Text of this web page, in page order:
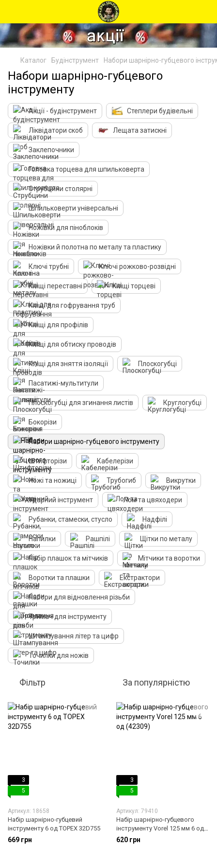
Каталог Будінструмент Набори шарнірно-губцевого
Набори шарнірно-губцевого
інструменту
Акції - будінструмент Степлери будівельні
Ліквідатори скоб Лещата затискні
Заклепочники
Головка торцева для шпильковерта
Струбцини столярні
Шпильковерти універсальні
Ножівки для піноблоків
Ножівки й полотна по металу та пластику
Ключі трубні Ключі рожково-розвідні
Кліщі переставні Кліщі торцеві
Кліщі для гофрування труб
Кліщі для профілів
Кліщі для обтиску проводів
Кліщі для зняття ізоляції Плоскогубці
Пасатижі-мультитули
Плоскогубці для згинання листів Круглогубці
Бокорізи
Набори шарнірно-губцевого інструменту
Штифторізи Кабелерізи
Ножі та ножиці Трубогиб Викрутки
Ударний інструмент Лом та цвяходери
Рубанки, стамески, стусло Надфілі
Напилки Рашпілі Щітки по металу
Набір плашок та мітчиків Мітчики та воротки
Воротки та плашки Екстрактори
Набори для відновлення різьби
Тримач для інструменту
Штампування літер та цифр
Точилки для ножів
Фільтр За популярністю
3
5
Артикул: 18658
Набір шарнірно-губцевий
інструменту 6 од TOPEX 32D755
669 грн
3
5
Артикул: 79410
Набір шарнірно-губцевого
інструменту Vorel 125 мм 6 од
(42309)
620 грн